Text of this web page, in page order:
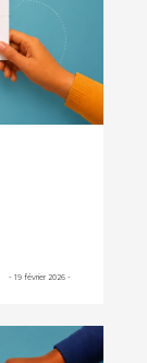
- 19 février 2026 -